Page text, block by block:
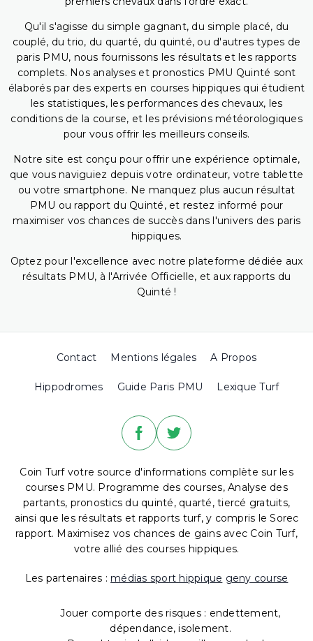
Qu'il s'agisse du simple gagnant, du simple placé, du
couplé, du trio, du quarté, du quinté, ou d'autres types de
paris PMU, nous fournissons les résultats et les rapports
complets. Nos analyses et pronostics PMU Quinté sont
élaborés par des experts en courses hippiques qui étudient
les statistiques, les performances des chevaux, les
conditions de la course, et les prévisions météorologiques
pour vous offrir les meilleurs conseils.
Notre site est conçu pour offrir une expérience optimale,
que vous naviguiez depuis votre ordinateur, votre tablette
ou votre smartphone. Ne manquez plus aucun résultat
PMU ou rapport du Quinté, et restez informé pour
maximiser vos chances de succès dans l'univers des paris
hippiques.
Optez pour l'excellence avec notre plateforme dédiée aux
résultats PMU, à l'Arrivée Officielle, et aux rapports du
Quinté !
Contact Mentions légales A Propos
Hippodromes Guide Paris PMU Lexique Turf
Coin Turf votre source d'informations complète sur les
courses PMU. Programme des courses, Analyse des
partants, pronostics du quinté, quarté, tiercé gratuits,
ainsi que les résultats et rapports turf, y compris le Sorec
rapport. Maximisez vos chances de gains avec Coin Turf,
votre allié des courses hippiques.
Les partenaires : médias sport hippique geny course
Jouer comporte des risques : endettement,
dépendance, isolement.